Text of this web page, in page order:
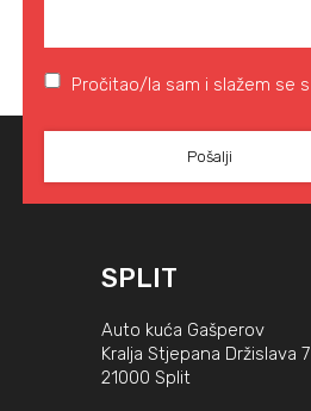
Pročitao/la sam i slažem se s
SPLIT
Auto kuća Gašperov
Kralja Stjepana Držislava 7
21000 Split